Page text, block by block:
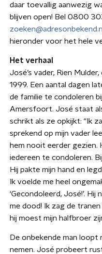
daar toevallig aanwezig
blijven open! Bel 0800
zoeken@adresonbekend.nl
hieronder voor het hele
Het verhaal
José’s vader, Rien
1999. Een aantal dagen
de familie te condoleren
Amersfoort. José staat
schrikt als ze opkijkt: “Ik
sprekend op mijn vader
hem nooit eerder gezien.
iedereen te condoleren.
Hij pakte mijn hand en
Ik voelde me heel
‘Gecondoleerd, José!’. Hij
me dood! Ik zag de
hij moest mijn halfbroer
De onbekende man loopt
nemen. José probeert